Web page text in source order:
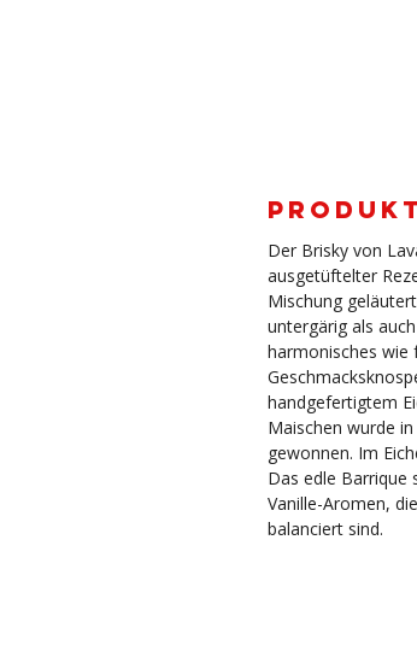
Der Brisky von
ausgetüftelter
Mischung
untergärig als
harmonisches wie
handgefertigtem
Maischen wurde
gewonnen. Im
Das edle Barrique
Vanille-Aromen,
balanciert sind.